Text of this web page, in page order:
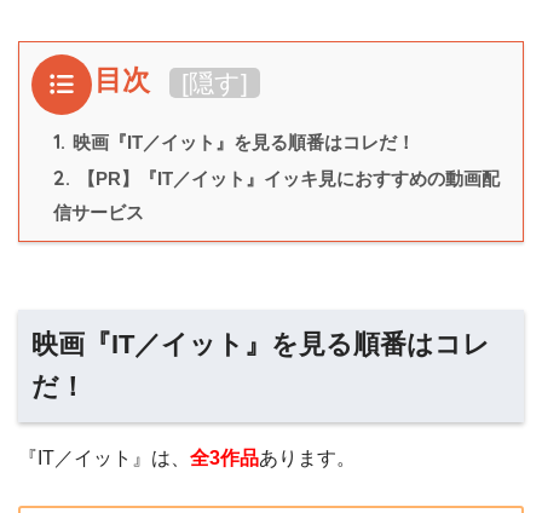
目次 [隠す]
1. 映画『IT／イット』を見る順番はコレだ！
2.
【PR】『IT／イット』イッキ見におすすめの動画配
信サービス
映画『IT／イット』を見る順番はコレ
だ！
『IT／イット』は、 全3作品あります。